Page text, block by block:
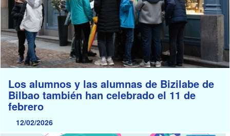
Los alumnos y las alumnas de Bizilabe de
Bilbao también han celebrado el 11 de
febrero
12/02/2026